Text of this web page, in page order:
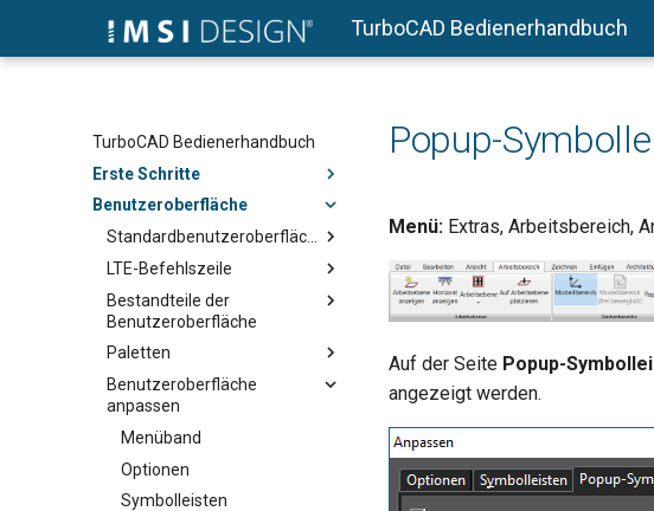
TurboCAD Bedienerhandbuch
TurboCAD Bedienerhandbuch
Erste Schritte
Benutzeroberfläche
LTE-Befehlszeile
Bestandteile der
Benutzeroberfläche
Paletten
Benutzeroberfläche
anpassen
Menüband
Optionen
Symbolleisten
Popup-
Menü: Extras, Arbeitsbereich,
Auf der Seite Popup-
angezeigt werden.